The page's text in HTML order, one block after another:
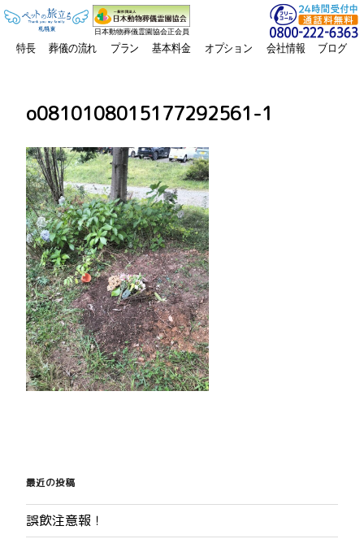
日本動物葬儀霊園協会正会員
特長 葬儀の流れ プラン 基本料金 オプション 会社情報 ブログ
o0810108015177292561-1
稿
ナ
最近の投稿
誤飲注意報！